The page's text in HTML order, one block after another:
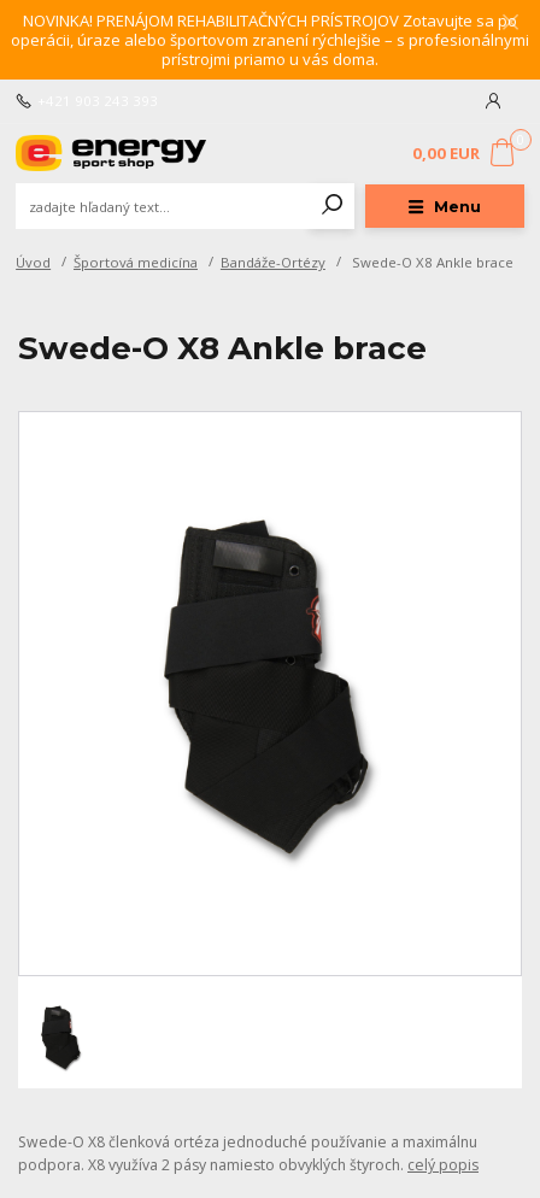
NOVINKA! PRENÁJOM REHABILITAČNÝCH PRÍSTROJOV Zotavujte sa po
operácii, úraze alebo športovom zranení rýchlejšie – s profesionálnymi
prístrojmi priamo u vás doma.
Menu
0,00 EUR
Úvod Športová medicína Bandáže-Ortézy Swede-O X8 Ankle brace
Swede-O X8 Ankle brace
Swede-O X8 členková ortéza jednoduché používanie a maximálnu
podpora. X8 využíva 2 pásy namiesto obvyklých štyroch. celý popis